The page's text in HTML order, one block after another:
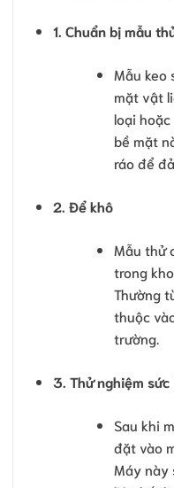
1. Chuẩn bị mẫu
Mẫu keo
mặt vật
loại
bề mặt
ráo để
2. Để khô
Mẫu thử
trong
Thường
thuộc
trường.
3. Thử nghiệm sức
Sau khi
đặt vào
Máy này